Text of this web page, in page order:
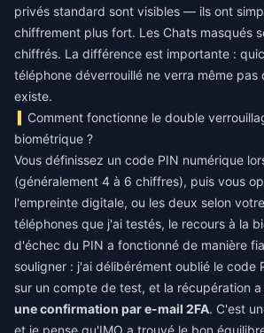
privés standard sont visibles — ils ont
chiffrement plus fort. Les Chats masqués
chiffrés. La différence est importante :
téléphone déverrouillé ne verra même pas
existe.
Comment fonctionne le double
biométrique ?
Vous définissez un code PIN numérique
(généralement 4 à 6 chiffres), puis vous
l'empreinte digitale, ou les deux selon
téléphones que j'ai testés, le recours à la
d'échec du PIN a fonctionné de manière
souligner : j'ai délibérément oublié le code
sur un compte de test, et la récupération
une confirmation par e-mail 2FA. C'est